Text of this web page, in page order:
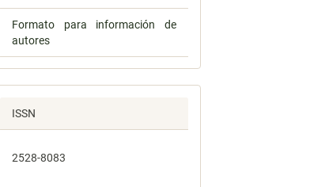
Formato para información de
autores
ISSN
2528-8083